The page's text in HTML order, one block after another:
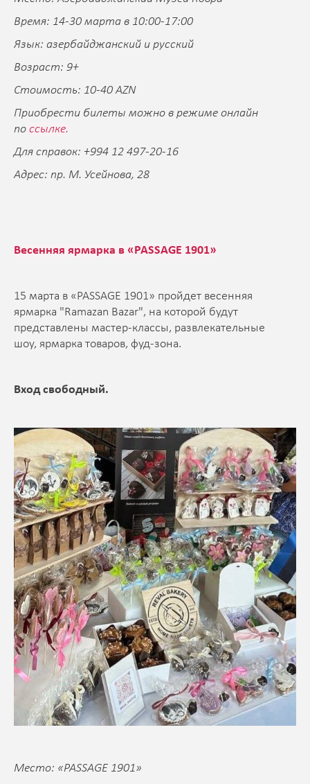
Время: 14-30 марта в 10:00-17:00
Язык: азербайджанский и русский
Возраст: 9+
Стоимость: 10-40 AZN
Приобрести билеты можно в режиме онлайн
по ссылке.
Для справок: +994 12 497-20-16
Адрес: пр. М. Усейнова, 28
Весенняя ярмарка в «PASSAGE 1901»
15 марта в «PASSAGE 1901» пройдет весенняя
ярмарка "Ramazan Bazar", на которой будут
представлены мастер-классы, развлекательные
шоу, ярмарка товаров, фуд-зона.
Вход свободный.
Место: «PASSAGE 1901»